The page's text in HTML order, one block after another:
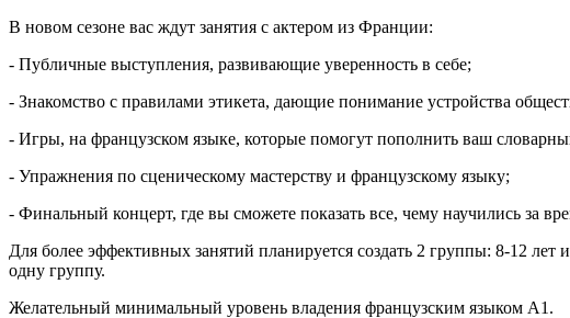
В новом сезоне вас ждут занятия с актером из Франции:
- Публичные выступления, развивающие уверенность в себе;
- Знакомство с правилами этикета, дающие понимание устройства
- Игры, на французском языке, которые помогут пополнить ваш
- Упражнения по сценическому мастерству и французскому языку;
- Финальный концерт, где вы сможете показать все, чему научились за
Для более эффективных занятий планируется создать 2 группы: 8-12
одну группу.
Желательный минимальный уровень владения французским языком А1.